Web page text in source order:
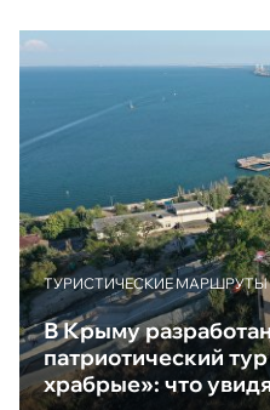
ТУРИСТИЧЕСКИЕ МАРШРУТЫ
В Крыму
патриотический
храбрые»: что